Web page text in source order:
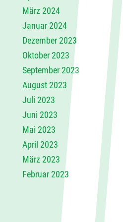
März 2024
Januar 2024
Dezember 2023
Oktober 2023
September 2023
August 2023
Juli 2023
Juni 2023
Mai 2023
April 2023
März 2023
Februar 2023